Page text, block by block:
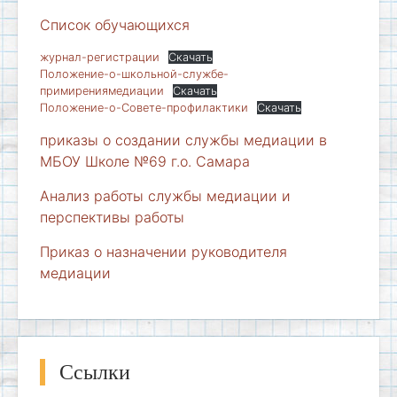
Список обучающихся
журнал-регистрации
Скачать
Положение-о-школьной-службе-
примирениямедиации
Скачать
Положение-о-Совете-профилактики
Скачать
приказы о создании службы медиации в
МБОУ Школе №69 г.о. Самара
Анализ работы службы медиации и
перспективы работы
Приказ о назначении руководителя
медиации
Ссылки